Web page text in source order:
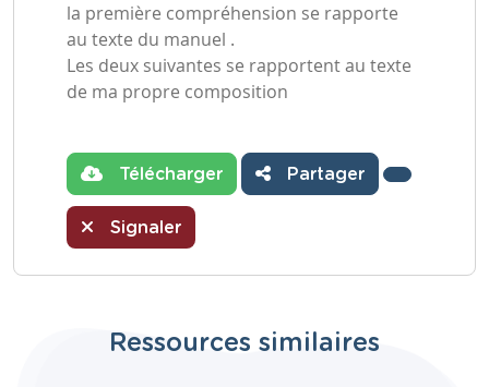
la première compréhension se rapporte
au texte du manuel .
Les deux suivantes se rapportent au texte
de ma propre composition
Télécharger Partager
Signaler
Ressources similaires